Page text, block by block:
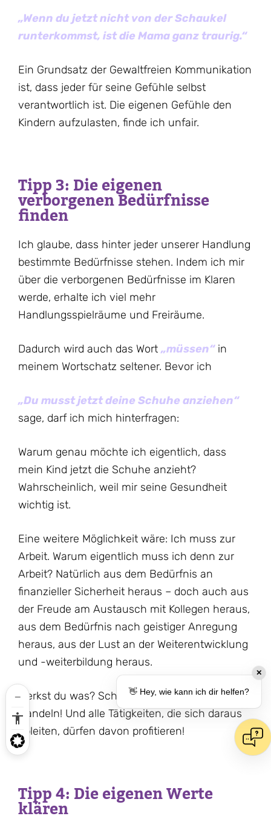
„Wenn du jetzt nicht von der Schaukel
runterkommst, ist die Mama ganz traurig.“
Ein Grundsatz der Gewaltfreien Kommunikation
ist, dass jeder für seine Gefühle selbst
verantwortlich ist. Die eigenen Gefühle den
Kindern aufzulasten, finde ich unfair.
Tipp 3: Die eigenen
verborgenen Bedürfnisse
finden
Ich glaube, dass hinter jeder unserer Handlung
bestimmte Bedürfnisse stehen. Indem ich mir
über die verborgenen Bedürfnisse im Klaren
werde, erhalte ich viel mehr
Handlungsspielräume und Freiräume.
Dadurch wird auch das Wort „müssen“in
meinem Wortschatz seltener. Bevor ich
„Du musst jetzt deine Schuhe anziehen“
sage, darf ich mich hinterfragen:
Warum genau möchte ich eigentlich, dass
mein Kind jetzt die Schuhe anzieht?
Wahrscheinlich, weil mir seine Gesundheit
wichtig ist.
Eine weitere Möglichkeit wäre: Ich muss zur
Arbeit. Warum eigentlich muss ich denn zur
Arbeit? Natürlich aus dem Bedürfnis an
finanzieller Sicherheit heraus – doch auch aus
der Freude am Austausch mit Kollegen heraus,
aus dem Bedürfnis nach geistiger Anregung
heraus, aus der Lust an der Weiterentwicklung
und -weiterbildung heraus.
Merkst du was? Schon bin ich im lustvollen
Handeln! Und alle Tätigkeiten, die sich daraus
ableiten, dürfen davon profitieren!
Tipp 4: Die eigenen Werte
klären
✕
👋 Hey, wie kann ich dir helfen?